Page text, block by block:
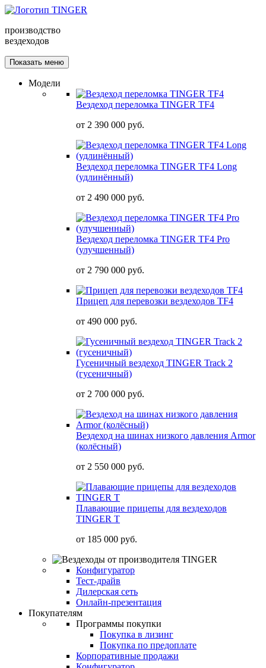
производство
вездеходов
Показать меню
Модели
Вездеход переломка TINGER TF4
от 2 390 000 руб.
Вездеход переломка TINGER TF4 Long
(удлинённый)
от 2 490 000 руб.
Вездеход переломка TINGER TF4 Pro
(улучшенный)
от 2 790 000 руб.
Прицеп для перевозки вездеходов TF4
от 490 000 руб.
Гусеничный вездеход TINGER Track 2
(гусеничный)
от 2 700 000 руб.
Вездеход на шинах низкого давления Armor
(колёсный)
от 2 550 000 руб.
Плавающие прицепы для вездеходов
TINGER T
от 185 000 руб.
Конфигуратор
Тест-драйв
Дилерская сеть
Онлайн-презентация
Покупателям
Программы покупки
Покупка в лизинг
Покупка по предоплате
Корпоративные продажи